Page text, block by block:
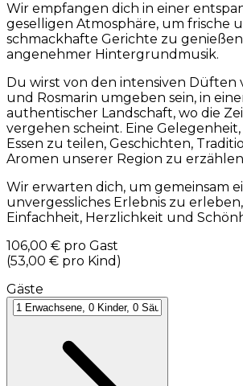
Wir empfangen dich in einer
geselligen Atmosphäre, um frische
schmackhafte Gerichte zu
angenehmer Hintergrundmusik.
Du wirst von den intensiven Düften
und Rosmarin umgeben sein, in
authentischer Landschaft, wo die
vergehen scheint. Eine
Essen zu teilen, Geschichten,
Aromen unserer Region zu
Wir erwarten dich, um gemeinsam
unvergessliches Erlebnis zu
Einfachheit, Herzlichkeit und
106,00 € pro Gast
(53,00 € pro Kind )
Gäste